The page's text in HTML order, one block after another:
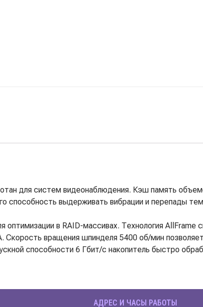
для систем видеонаблюдения. Кэш память
способность выдерживать вибрации и перепады
в RAID-массивах. Технология AllFrame
вращения шпинделя 5400 об/мин
способности 6 Гбит/с накопитель быстро
АДРЕС И ЧАСЫ РАБОТЫ